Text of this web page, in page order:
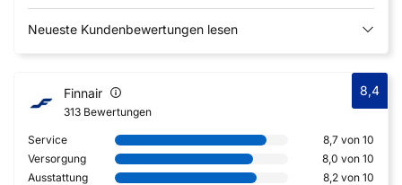
Neueste Kundenbewertungen lesen
Finnair
313 Bewertungen
8,4
Service
8,7 von 10
Versorgung
8,0 von 10
Ausstattung
8,2 von 10